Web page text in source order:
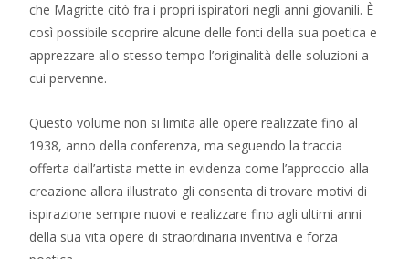
che Magritte citò fra i propri ispiratori negli anni giovanili. È
così possibile scoprire alcune delle fonti della sua poetica e
apprezzare allo stesso tempo l’originalità delle soluzioni a
cui pervenne.
Questo volume non si limita alle opere realizzate fino al
1938, anno della conferenza, ma seguendo la traccia
offerta dall’artista mette in evidenza come l’approccio alla
creazione allora illustrato gli consenta di trovare motivi di
ispirazione sempre nuovi e realizzare fino agli ultimi anni
della sua vita opere di straordinaria inventiva e forza